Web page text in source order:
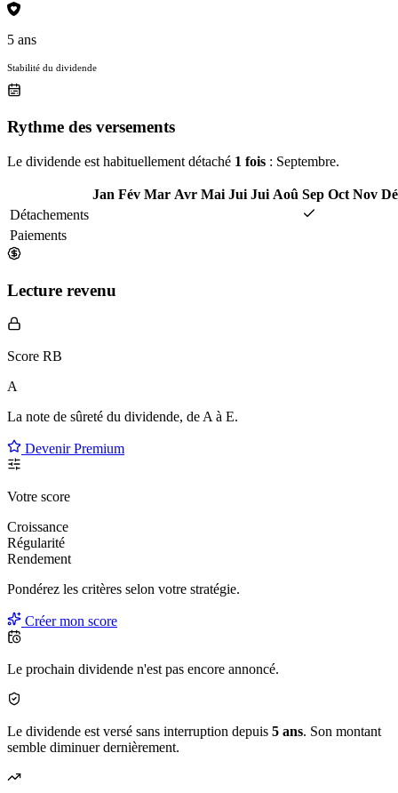
5 ans
Stabilité du dividende
Rythme des versements
Le dividende est habituellement détaché 1 fois : Septembre.
Jan Fév Mar Avr Mai Jui Jui Aoû Sep Oct Nov
Détachements
Paiements
Lecture revenu
Score RB
A
La note de sûreté du dividende, de A à E.
Devenir Premium
Votre score
Croissance
Régularité
Rendement
Pondérez les critères selon votre stratégie.
Créer mon score
Le prochain dividende n'est pas encore annoncé.
Le dividende est versé sans interruption depuis 5 ans. Son montant
semble diminuer dernièrement.